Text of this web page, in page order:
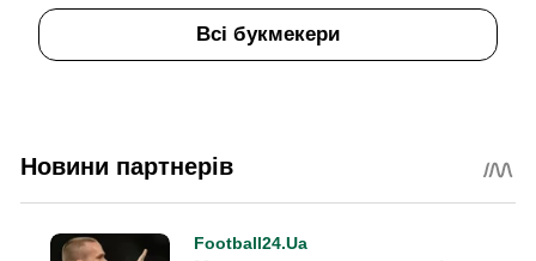
Всі букмекери